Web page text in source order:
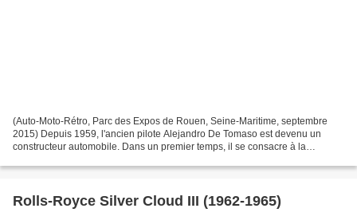
(Auto-Moto-Rétro, Parc des Expos de Rouen, Seine-Maritime, septembre
2015) Depuis 1959, l'ancien pilote Alejandro De Tomaso est devenu un
constructeur automobile. Dans un premier temps, il se consacre à la
Rolls-Royce Silver Cloud III (1962-1965)